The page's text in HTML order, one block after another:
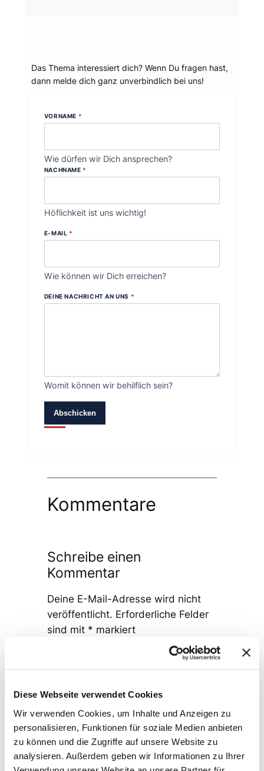
Diese Webseite verwendet Cookies
Wir verwenden Cookies, um Inhalte und Anzeigen zu
personalisieren, Funktionen für soziale Medien anbieten
zu können und die Zugriffe auf unsere Website zu
analysieren. Außerdem geben wir Informationen zu Ihrer
Das Thema interessiert dich? Wenn Du fragen hast,
dann melde dich ganz unverbindlich bei uns!
VORNAME *
Wie dürfen wir Dich ansprechen?
NACHNAME *
Höflichkeit ist uns wichtig!
E-MAIL *
Wie können wir Dich erreichen?
DEINE NACHRICHT AN UNS *
Womit können wir behilflich sein?
Abschicken
Kommentare
Schreibe einen
Kommentar
Deine E-Mail-Adresse wird nicht
veröffentlicht. Erforderliche Felder
sind mit * markiert
Name*